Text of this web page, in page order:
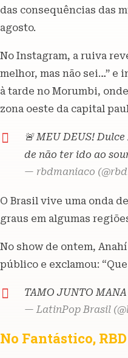
das consequências das
agosto.
No Instagram, a ruiva
melhor, mas não sei…” e
à tarde no Morumbi,
zona oeste da capital
🚨 MEU DEUS!
de não ter ido ao
— rbdmaniaco
O Brasil vive uma onda
graus em algumas
No show de ontem,
público e exclamou:
TAMO JUNTO
— LatinPop Brasil
No Fantástico,